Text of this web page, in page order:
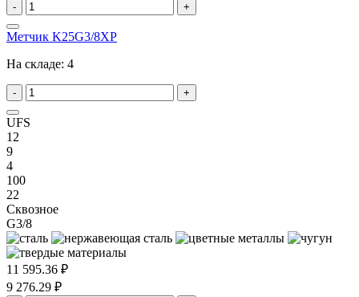
- +
Метчик K25G3/8XP
На складе: 4
- +
UFS
12
9
4
100
22
Сквозное
G3/8
11 595.36 ₽
9 276.29 ₽